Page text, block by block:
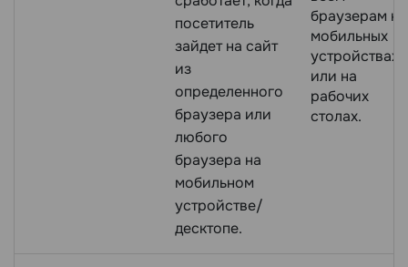
посетитель
зайдет на сайт
из
определенного
браузера или
любого
браузера на
мобильном
устройстве/
десктопе.
браузерам на
мобильных
устройствах
или на
рабочих
столах.